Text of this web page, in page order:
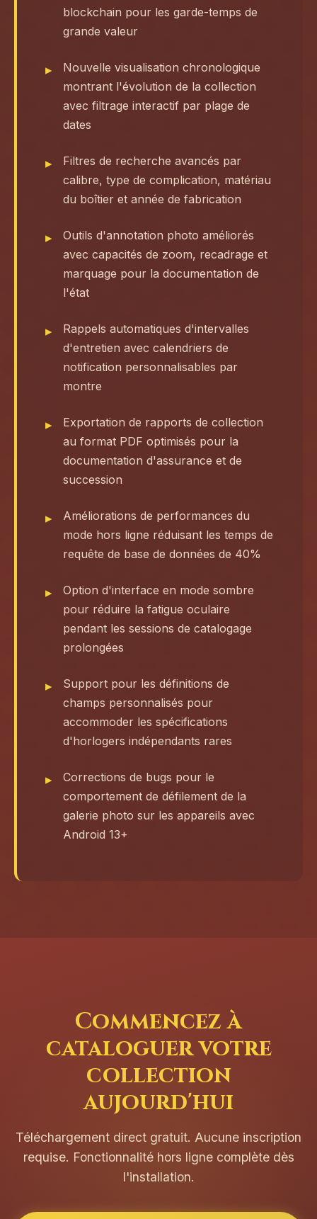
blockchain pour les garde-temps de
grande valeur
Nouvelle visualisation chronologique
montrant l'évolution de la collection
avec filtrage interactif par plage de
dates
Filtres de recherche avancés par
calibre, type de complication, matériau
du boîtier et année de fabrication
Outils d'annotation photo améliorés
avec capacités de zoom, recadrage et
marquage pour la documentation de
l'état
Rappels automatiques d'intervalles
d'entretien avec calendriers de
notification personnalisables par
montre
Exportation de rapports de collection
au format PDF optimisés pour la
documentation d'assurance et de
succession
Améliorations de performances du
mode hors ligne réduisant les temps de
requête de base de données de 40%
Option d'interface en mode sombre
pour réduire la fatigue oculaire
pendant les sessions de catalogage
prolongées
Support pour les définitions de
champs personnalisés pour
accommoder les spécifications
d'horlogers indépendants rares
Corrections de bugs pour le
comportement de défilement de la
galerie photo sur les appareils avec
Android 13+
Commencez à
cataloguer votre
collection
aujourd'hui
Téléchargement direct gratuit. Aucune inscription
requise. Fonctionnalité hors ligne complète dès
l'installation.